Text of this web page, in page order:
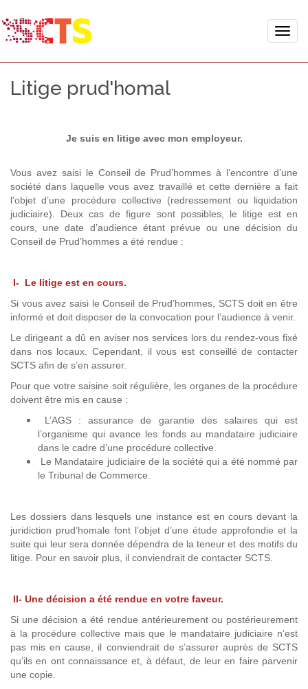
Toggle
Litige prud'homal
Je suis en litige avec mon employeur.
Vous avez saisi le Conseil de Prud’hommes à l’encontre d’une
société dans laquelle vous avez travaillé et cette dernière a fait
l’objet d’une procédure collective (redressement ou liquidation
judiciaire). Deux cas de figure sont possibles, le litige est en
cours, une date d’audience étant prévue ou une décision du
Conseil de Prud’hommes a été rendue :
I- Le litige est en cours.
Si vous avez saisi le Conseil de Prud’hommes, SCTS doit en être
informé et doit disposer de la convocation pour l’audience à venir.
Le dirigeant a dû en aviser nos services lors du rendez-vous fixé
dans nos locaux. Cependant, il vous est conseillé de contacter
SCTS afin de s’en assurer.
Pour que votre saisine soit régulière, les organes de la procédure
doivent être mis en cause :
L’AGS : assurance de garantie des salaires qui est
l’organisme qui avance les fonds au mandataire judiciaire
dans le cadre d’une procédure collective.
Le Mandataire judiciaire de la société qui a été nommé par
le Tribunal de Commerce.
Les dossiers dans lesquels une instance est en cours devant la
juridiction prud’homale font l’objet d’une étude approfondie et la
suite qui leur sera donnée dépendra de la teneur et des motifs du
litige. Pour en savoir plus, il conviendrait de contacter SCTS.
II- Une décision a été rendue en votre faveur.
Si une décision a été rendue antérieurement ou postérieurement
à la procédure collective mais que le mandataire judiciaire n’est
pas mis en cause, il conviendrait de s’assurer auprès de SCTS
qu’ils en ont connaissance et, à défaut, de leur en faire parvenir
une copie.